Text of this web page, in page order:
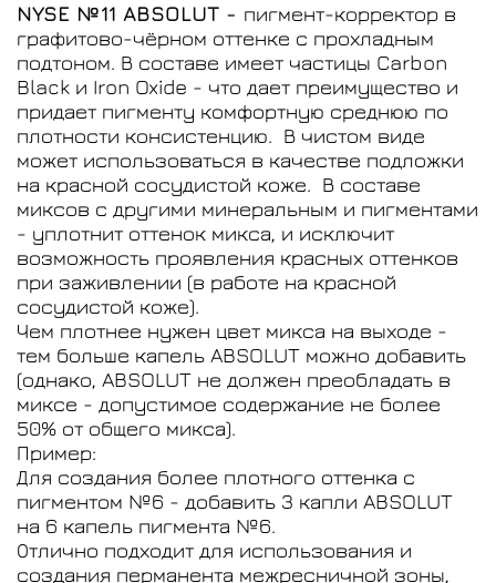
NYSE №11 ABSOLUT - пигмент-корректор в
графитово-чёрном оттенке с прохладным
подтоном. В составе имеет частицы Carbon
Black и Iron Oxide - что дает преимущество и
придает пигменту комфортную среднюю по
плотности консистенцию. В чистом виде
может использоваться в качестве подложки
на красной сосудистой коже. В составе
миксов с другими минеральным и пигментами
- уплотнит оттенок микса, и исключит
возможность проявления красных оттенков
при заживлении (в работе на красной
сосудистой коже).
Чем плотнее нужен цвет микса на выходе -
тем больше капель ABSOLUT можно добавить
(однако, ABSOLUT не должен преобладать в
миксе - допустимое содержание не более
50% от общего микса).
Пример:
Для создания более плотного оттенка с
пигментом №6 - добавить 3 капли ABSOLUT
на 6 капель пигмента №6.
Отлично подходит для использования и
создания перманента межресничной зоны,